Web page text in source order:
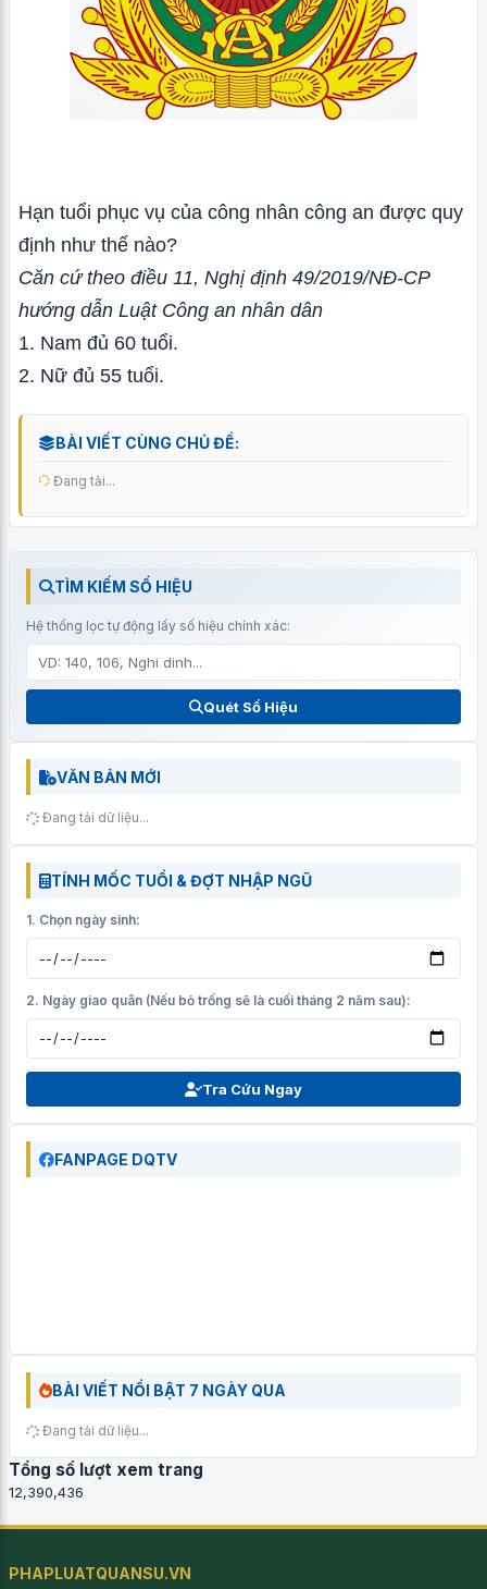
Hạn tuổi phục vụ của công nhân công an được quy
định như thế nào?
Căn cứ theo điều 11, Nghị định 49/2019/NĐ-CP
hướng dẫn Luật Công an nhân dân
1. Nam đủ 60 tuổi.
2. Nữ đủ 55 tuổi.
BÀI VIẾT CÙNG CHỦ ĐỀ:
Đang tải...
TÌM KIẾM SỐ HIỆU
Hệ thống lọc tự động lấy số hiệu chính xác:
Quét Số Hiệu
VĂN BẢN MỚI
Đang tải dữ liệu...
TÍNH MỐC TUỔI & ĐỢT NHẬP NGŨ
1. Chọn ngày sinh:
2. Ngày giao quân (Nếu bỏ trống sẽ là cuối tháng 2 năm sau):
Tra Cứu Ngay
FANPAGE DQTV
BÀI VIẾT NỔI BẬT 7 NGÀY QUA
Đang tải dữ liệu...
Tổng số lượt xem trang
12,390,436
PHAPLUATQUANSU.VN